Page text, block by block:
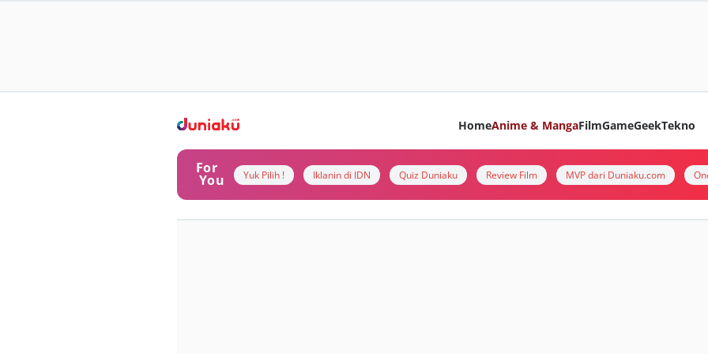
HomeAnime & MangaFilmGameGeekTekno
For
You Yuk Pilih ! Iklanin di IDN Quiz Duniaku Review Film MVP dari Duniaku.com